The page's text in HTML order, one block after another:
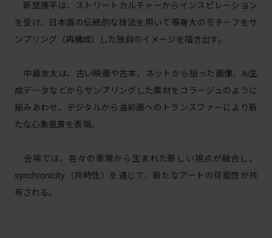
新埜康平は、ストリートカルチャーからインスピレーション
を受け、日本画の伝統的な技法を用いて等身大のモチーフをサ
ンプリング（再構成）した独自のイメージを描き出す。
中島友太は、古い映画や古本、ネットから拾った画像、Ai生
成データなどからサンプリングした素材をコラージュのように
組みあわせ、デジタルから油彩画へのトランスファーにより新
たな心象風景を表現。
会場では、各々の表現から生まれた新しい視点が融合し、
synchronicity（共時性）を通じて、新たなアートの可能性が共
有される。